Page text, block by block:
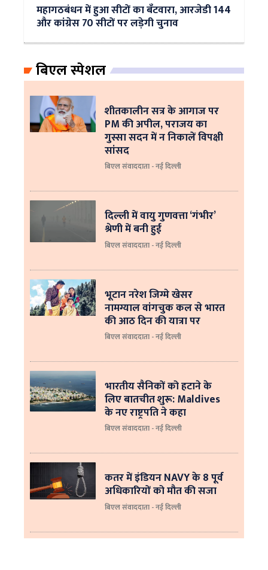
महागठबंधन में हुआ सीटों का बँटवारा, आरजेडी 144
और कांग्रेस 70 सीटों पर लड़ेगी चुनाव
बिएल स्पेशल
शीतकालीन सत्र के आगाज पर
PM की अपील, पराजय का
गुस्सा सदन में न निकालें विपक्षी
सांसद
बिएल संवाददाता - नई दिल्ली
दिल्ली में वायु गुणवत्ता ‘गंभीर’
श्रेणी में बनी हुई
बिएल संवाददाता - नई दिल्ली
भूटान नरेश जिग्मे खेसर
नामग्याल वांगचुक कल से भारत
की आठ दिन की यात्रा पर
बिएल संवाददाता - नई दिल्ली
भारतीय सैनिकों को हटाने के
लिए बातचीत शुरू: Maldives
के नए राष्ट्रपति ने कहा
बिएल संवाददाता - नई दिल्‍ली
कतर में इंडियन NAVY के 8 पूर्व
अधिकारियों को मौत की सजा
बिएल संवाददाता - नई दिल्ली